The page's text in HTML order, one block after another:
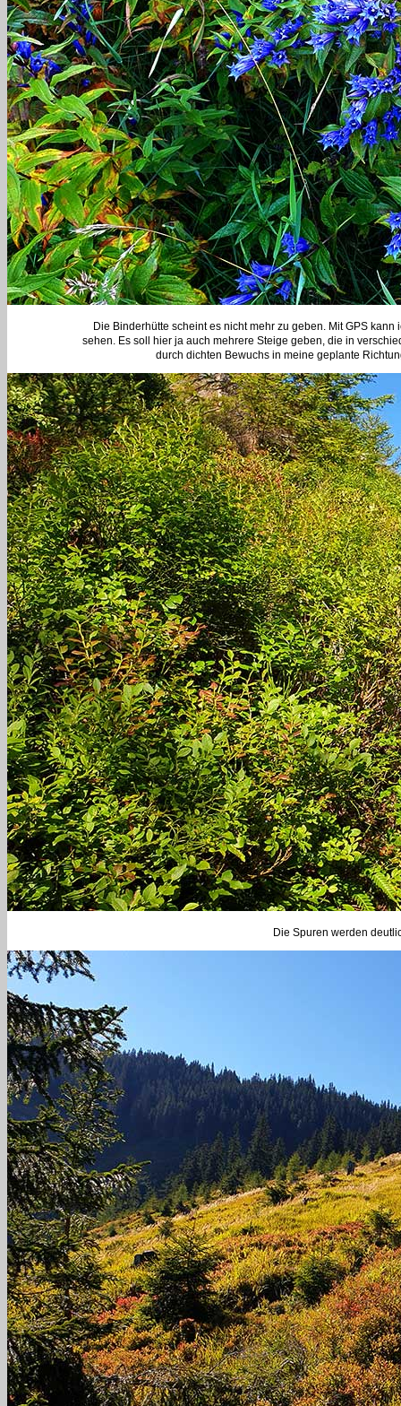
Die Binderhütte scheint es nicht mehr zu geben. Mit GPS
sehen. Es soll hier ja auch mehrere Steige geben, die in
durch dichten Bewuchs in meine geplante
Die Spuren werden